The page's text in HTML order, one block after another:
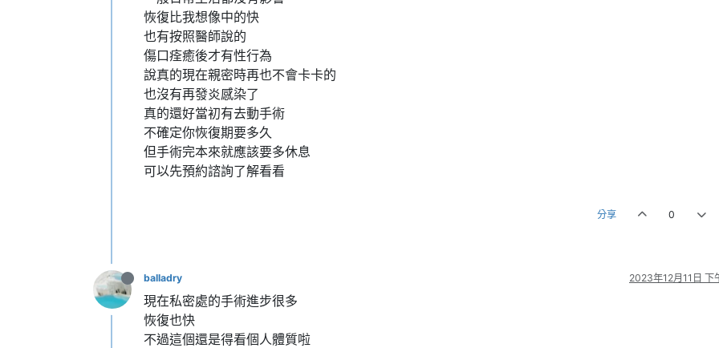
恢復比我想像中的快
也有按照醫師說的
傷口痊癒後才有性行為
說真的現在親密時再也不會卡卡的
也沒有再發炎感染了
真的還好當初有去動手術
不確定你恢復期要多久
但手術完本來就應該要多休息
可以先預約諮詢了解看看
分享 0
balladry 2023年12月11日 下
現在私密處的手術進步很多
恢復也快
不過這個還是得看個人體質啦